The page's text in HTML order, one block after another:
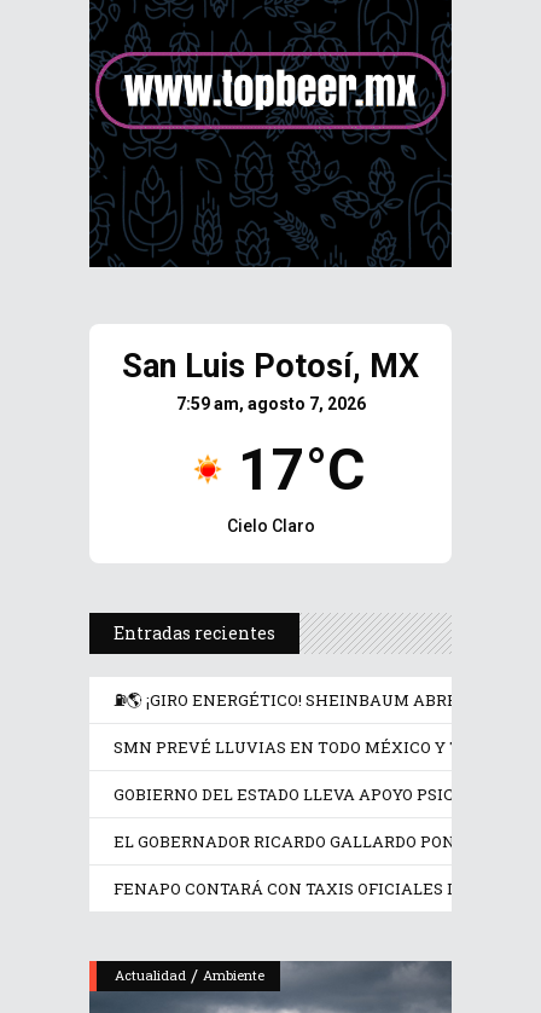
San Luis Potosí, MX
7:59 am, agosto 7, 2026
17°C
Cielo Claro
Entradas recientes
⛽🌎 ¡GIRO ENERGÉTICO! SHEINBAUM ABRE LA
SMN PREVÉ LLUVIAS EN TODO MÉXICO Y
GOBIERNO DEL ESTADO LLEVA APOYO
EL GOBERNADOR RICARDO GALLARDO PONE EN
FENAPO CONTARÁ CON TAXIS OFICIALES
Actualidad / Ambiente